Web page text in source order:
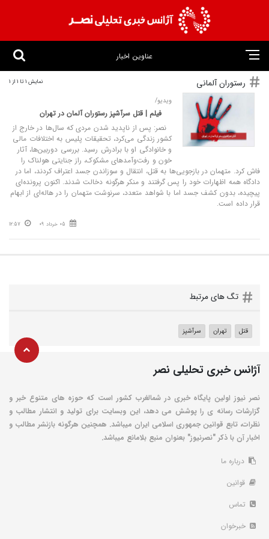
عناوین اخبار
رستوران آلمانی نمایش 1 تا 1 از 1
ویدیو/
فیلم | قتل سرآشپز رستوران آلمان در تهران
نصر: پس از ناپدید شدن مردی که سال‌ها در خارج از
کشور زندگی می‌کرد، تحقیقات پلیس به اختلافات مالی
و خانوادگی او با برادرش رسید. بررسی دوربین‌ها، آثار
خون و رفت‌وآمدهای مشکوک، راز جنایتی هولناک را
فاش کرد. متهمان در بازجویی‌ها به قتل، انتقال و سوزاندن جسد اعتراف کردند، اما در
دادگاه همه اظهارات خود را پس گرفتند و منکر هرگونه دخالت شدند. اکنون پرونده‌ای
پیچیده، بدون کشف جسد اما با شواهد متعدد، سرنوشت متهمان را در هاله‌ای از ابهام
قرار داده است.
05 خرداد 09 12:57
تگ های مرتبط
قتل تهران سرآشپز
آژانس خبری تحلیلی نصر
نصر نیوز اولین پایگاه خبری در شمالغرب کشور است که حوزه های متنوع خبر و
گزارشات رسانه ی را پوشش می دهد، این وبسایت برای تولید و انتشار مطالب و
نظرات، تابع قوانین جمهوری اسلامی ایران میباشد. همچنین هرگونه بازنشر مطالب و
اخبار آن با ذکر "نصرنیوز" بعنوان منبع بلامانع میباشد.
درباره ما
قوانین
تماس
خبرخوان